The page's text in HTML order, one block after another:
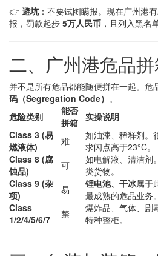
👉 避坑 ：不要试图瞒报。现在广州港有
报，罚款起步 5万人民币 ，且列入黑名
二、广州港危品拼
并不是所有危品都能随便拼在一起。危
码（Segregation Code） 。
危险类别
能否
拼箱 实操说明
Class 3 (易
燃液体)
难
如油漆、稀释剂。
求闪点高于23°C。
Class 8 (腐
蚀品)
可
如电解液、清洁剂
类货物。
Class 9 (杂
项)
易 锂电池、干冰属于
最成熟的危品业务。
Class
1/2/4/5/6/7
禁 爆炸品、气体、剧
特种整柜。